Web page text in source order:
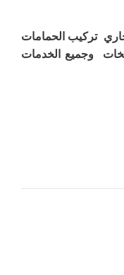
تركيب الحمامات
وجميع الخدمات